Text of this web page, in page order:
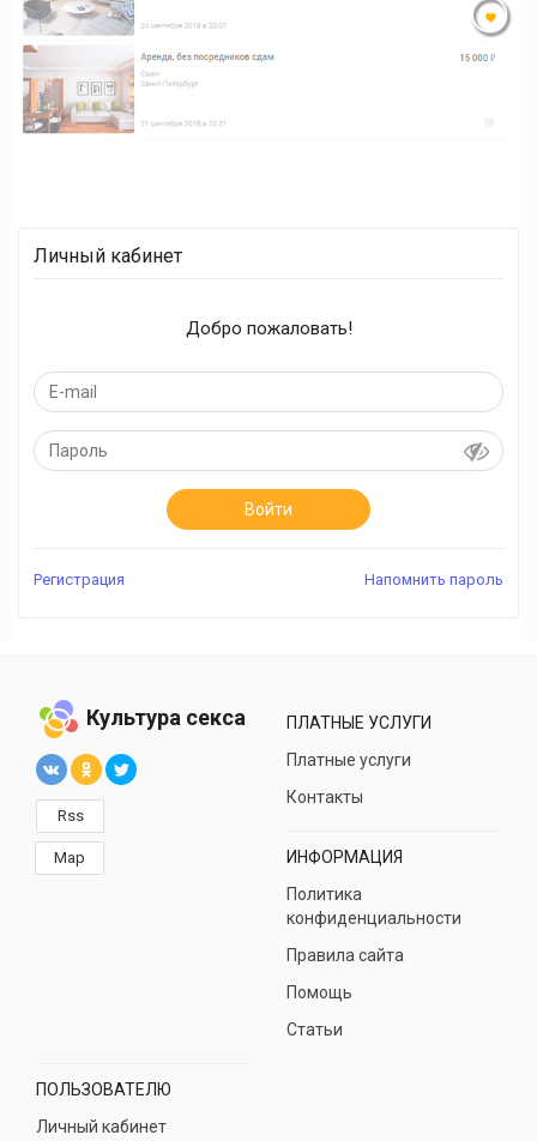
Личный кабинет
Добро пожаловать!
Войти
Регистрация Напомнить пароль
Культура секса
Rss
Map
ПЛАТНЫЕ УСЛУГИ
Платные услуги
Контакты
ИНФОРМАЦИЯ
Политика
конфиденциальности
Правила сайта
Помощь
Статьи
ПОЛЬЗОВАТЕЛЮ
Личный кабинет